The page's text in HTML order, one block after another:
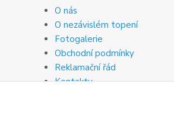
O nás
O nezávislém topení
Fotogalerie
Obchodní podmínky
Reklamační řád
Kontakty